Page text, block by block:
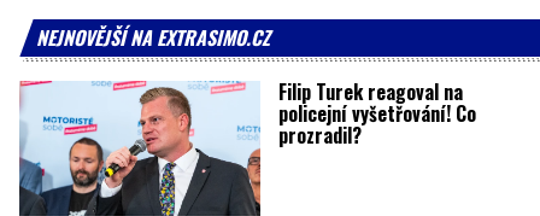
NEJNOVĚJŠÍ NA EXTRASIMO.CZ
Filip Turek reagoval na
policejní vyšetřování! Co
prozradil?